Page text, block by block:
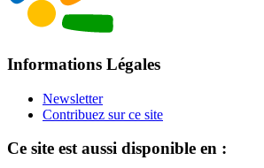
Informations Légales
Newsletter
Contribuez sur ce site
Ce site est aussi disponible en :